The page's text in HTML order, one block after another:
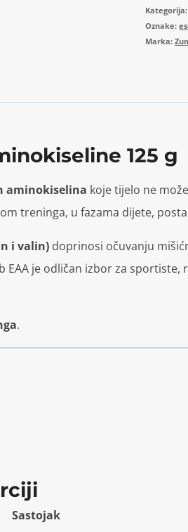
Oznake:
Marka:
125 g
aminokiselina koje tijelo ne
treninga, u fazama dijete,
i valin) doprinosi očuvanju
je odličan izbor za
.
Sastojak